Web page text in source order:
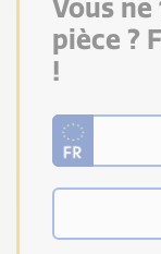
Vous
pièce ?
!